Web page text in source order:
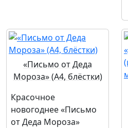
«Письмо от Деда
Мороза» (А4, блёстки)
Красочное
новогоднее «Письмо
от Деда Мороза»